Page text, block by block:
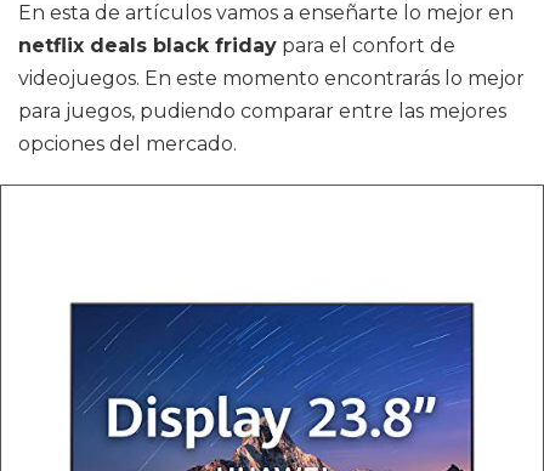
En esta de artículos vamos a enseñarte lo mejor en
netflix deals black friday para el confort de
videojuegos. En este momento encontrarás lo mejor
para juegos, pudiendo comparar entre las mejores
opciones del mercado.